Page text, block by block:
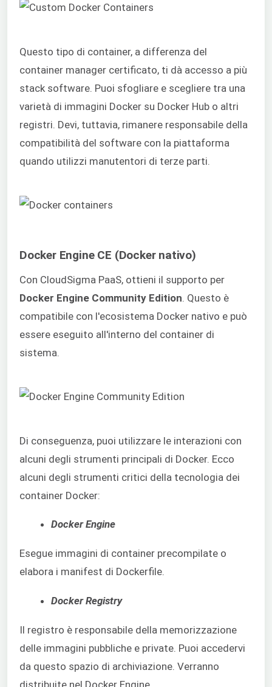
Questo tipo di container, a differenza del
container manager certificato, ti dà accesso a più
stack software. Puoi sfogliare e scegliere tra una
varietà di immagini Docker su Docker Hub o altri
registri. Devi, tuttavia, rimanere responsabile della
compatibilità del software con la piattaforma
quando utilizzi manutentori di terze parti.
Docker Engine CE (Docker nativo)
Con CloudSigma PaaS, ottieni il supporto per
Docker Engine Community Edition . Questo è
compatibile con l'ecosistema Docker nativo e può
essere eseguito all'interno del container di
sistema.
Di conseguenza, puoi utilizzare le interazioni con
alcuni degli strumenti principali di Docker. Ecco
alcuni degli strumenti critici della tecnologia dei
container Docker:
Docker Engine
Esegue immagini di container precompilate o
elabora i manifest di Dockerfile.
Docker Registry
Il registro è responsabile della memorizzazione
delle immagini pubbliche e private. Puoi accedervi
da questo spazio di archiviazione. Verranno